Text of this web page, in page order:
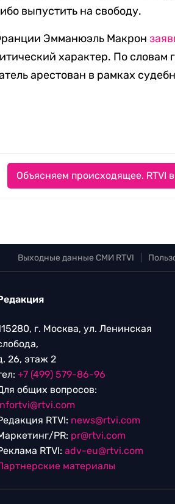
выпустить на свободу.
Эмманюэль Макрон
характер. По словам
арестован в рамках
Объясняем происходящее. RTVI
Выходные данные СМИ RTVI
г. Москва, ул. Ленинская
26, этаж 2
+7 (499) 579-86-96
общих вопросов:
RTVI: news@rtvi.com
PR: pr@rtvi.com
RTVI: adv-eu@rtvi.com
материалы